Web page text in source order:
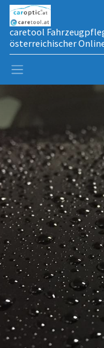
caretool
österreichischer